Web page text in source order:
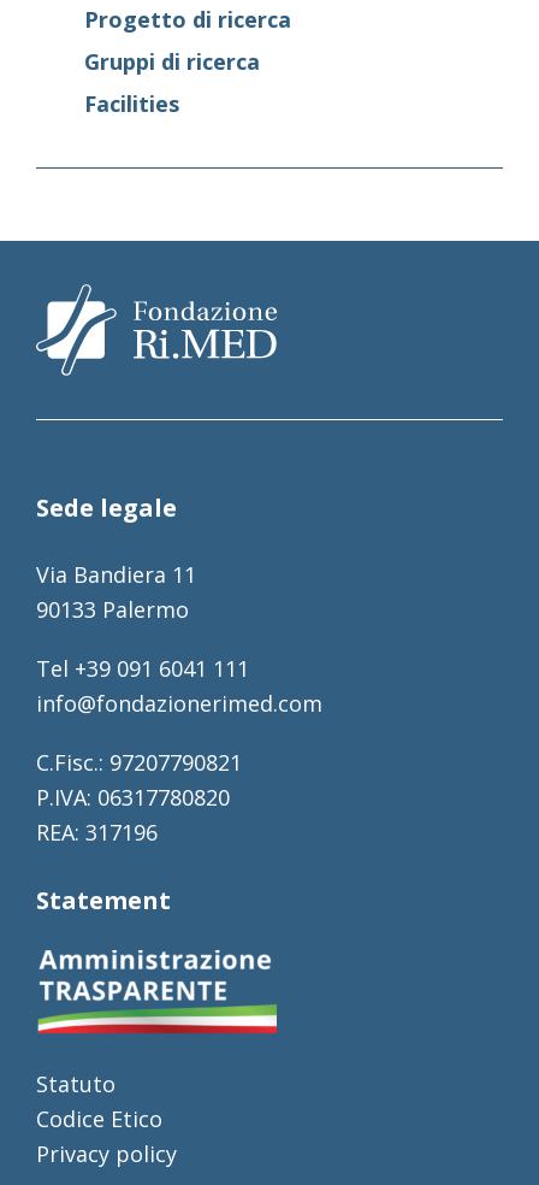
Progetto di ricerca
Gruppi di ricerca
Facilities
Sede legale
Via Bandiera 11
90133 Palermo
Tel +39 091 6041 111
info@fondazionerimed.com
C.Fisc.: 97207790821
P.IVA: 06317780820
REA: 317196
Statement
Statuto
Codice Etico
Privacy policy